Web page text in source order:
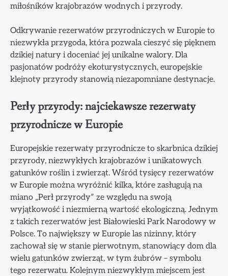
miłośników krajobrazów wodnych i przyrody.
Odkrywanie rezerwatów przyrodniczych w Europie to
niezwykła przygoda, która pozwala cieszyć się pięknem
dzikiej natury i doceniać jej unikalne walory. Dla
pasjonatów podróży ekoturystycznych, europejskie
klejnoty przyrody stanowią niezapomniane destynacje.
Perły przyrody: najciekawsze rezerwaty
przyrodnicze w Europie
Europejskie rezerwaty przyrodnicze to skarbnica dzikiej
przyrody, niezwykłych krajobrazów i unikatowych
gatunków roślin i zwierząt. Wśród tysięcy rezerwatów
w Europie można wyróżnić kilka, które zasługują na
miano „Perł przyrody” ze względu na swoją
wyjątkowość i niezmierną wartość ekologiczną. Jednym
z takich rezerwatów jest Białowieski Park Narodowy w
Polsce. To największy w Europie las nizinny, który
zachował się w stanie pierwotnym, stanowiący dom dla
wielu gatunków zwierząt, w tym żubrów – symbolu
tego rezerwatu. Kolejnym niezwykłym miejscem jest